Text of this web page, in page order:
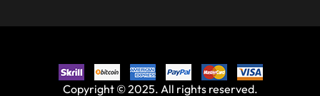
Copyright © 2025. All rights reserved.